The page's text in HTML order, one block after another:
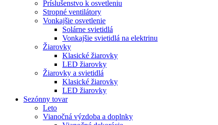
Príslušenstvo k osvetleniu
Stropné ventilátory
Vonkajšie osvetlenie
Solárne svietidlá
Vonkajšie svietidlá na elektrinu
Žiarovky
Klasické žiarovky
LED žiarovky
Žiarovky a svietidlá
Klasické žiarovky
LED žiarovky
Sezónny tovar
Leto
Vianočná výzdoba a doplnky